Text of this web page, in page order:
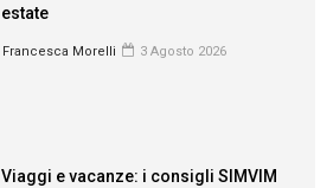
estate
Francesca Morelli 3 Agosto 2026
Viaggi e vacanze: i consigli SIMVIM